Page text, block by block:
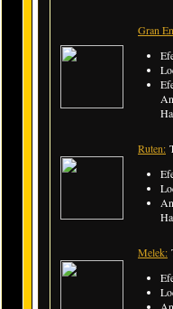
Gran
Ruten:
Melek: